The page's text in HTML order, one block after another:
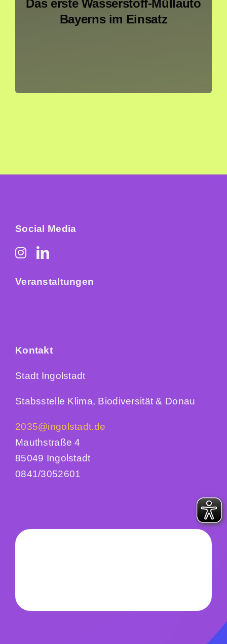
Das erste Wasserstoff-Müllauto
Bayerns im Einsatz
Social Media
Veranstaltungen
Kontakt
Stadt Ingolstadt
Stabsstelle Klima, Biodiversität & Donau
2035@ingolstadt.de
Mauthstraße 4
85049 Ingolstadt
0841/3052601